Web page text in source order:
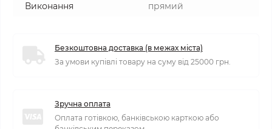
Виконання прямий
Безкоштовна доставка (в межах міста)
За умови купівлі товару на суму від 25000 грн.
Зручна оплата
Оплата готівкою, банківською карткою або